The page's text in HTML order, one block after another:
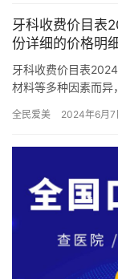
牙科收费价目表
份详细的价格明
牙科收费价目表
材料等多种因素而异
全民爱美 2024年6月7